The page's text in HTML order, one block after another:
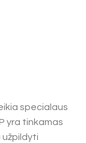
specialaus
yra tinkamas
užpildyti